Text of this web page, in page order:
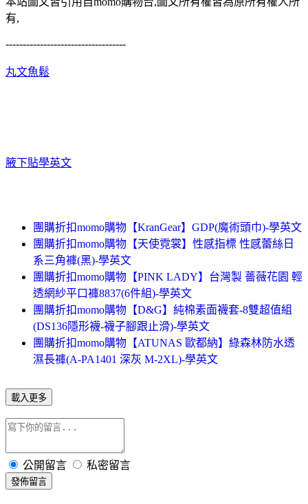
有,
-----------------------------------
丸文魚鬆
腋下貼學英文
團購折扣momo購物【KranGear】GDP(魔術頭巾)-學英文
團購折扣momo購物【天使霓裳】性感指標 性感蕾絲日
系三角褲(黑)-學英文
團購折扣momo購物【PINK LADY】台灣製 薔薇花園 輕
透網紗平口褲8837(6件組)-學英文
團購折扣momo購物【D&G】純棉素面襪套-8雙超值組
(DS136隱形襪-襪子腳跟止滑)-學英文
團購折扣momo購物【ATUNAS 歐都納】綠森林防水透
濕長褲(A-PA1401 深灰 M-2XL)-學英文
載入更多
公開留言 私密留言
發佈留言